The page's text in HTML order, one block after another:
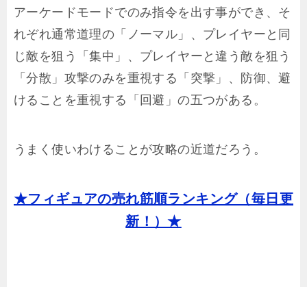
アーケードモードでのみ指令を出す事ができ、そ
れぞれ通常道理の「ノーマル」、プレイヤーと同
じ敵を狙う「集中」、プレイヤーと違う敵を狙う
「分散」攻撃のみを重視する「突撃」、防御、避
けることを重視する「回避」の五つがある。
うまく使いわけることが攻略の近道だろう。
★フィギュアの売れ筋順ランキング（毎日更
新！）★